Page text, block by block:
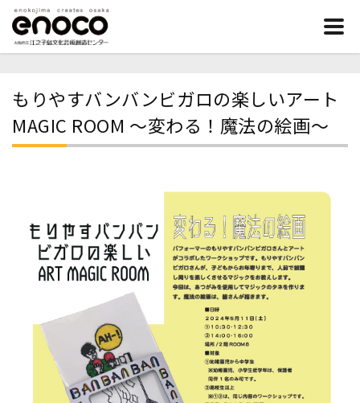
もりやすバンバンビガロの楽しいアート
MAGIC ROOM ～変わる！魔法の絵画～